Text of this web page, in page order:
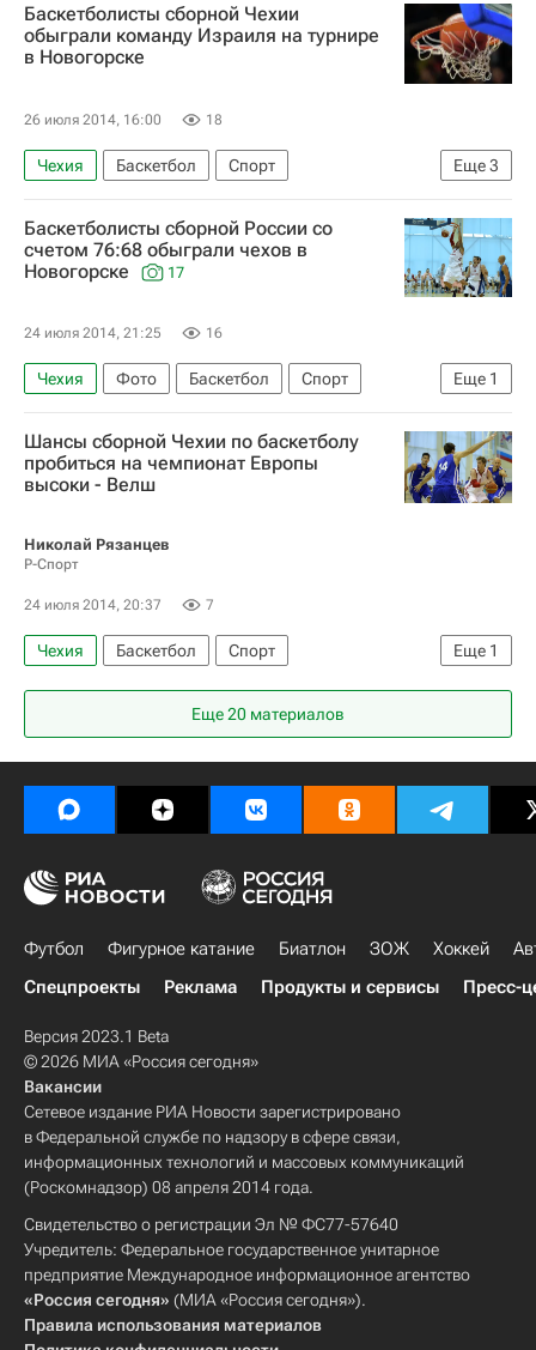
Чемпионат Европы по баскетболу (Евробаскет)
Хорватия
Баскетболисты сборной Чехии
обыграли команду Израиля на турнире
в Новогорске
26 июля 2014, 16:00 18
Еще3
Чехия Баскетбол
Спорт
Чемпионат Европы по баскетболу (Евробаскет)
Россия
Израиль
Баскетболисты сборной России со
счетом 76:68 обыграли чехов в
Новогорске
17
24 июля 2014, 21:25 16
Еще 1
Чехия Фото Баскетбол
Спорт
Россия
Шансы сборной Чехии по баскетболу
пробиться на чемпионат Европы
высоки - Велш
Николай Рязанцев
Р-Спорт
24 июля 2014, 20:37 7
Еще 1
Чехия Баскетбол
Спорт
Чемпионат Европы по баскетболу среди юношей
Еще 20 материалов
Футбол Фигурное катание Биатлон ЗОЖ Хоккей
Спецпроекты
Реклама Продукты и сервисы Пресс-
Версия 2023.1 Beta
© 2026 МИА «Россия сегодня»
Вакансии
Сетевое издание РИА Новости зарегистрировано
в Федеральной службе по надзору в сфере связи,
информационных технологий и массовых коммуникаций
(Роскомнадзор) 08 апреля 2014 года.
Свидетельство о регистрации Эл № ФС77-57640
Учредитель: Федеральное государственное унитарное
предприятие Международное информационное агентство
«Россия сегодня» (МИА «Россия сегодня»).
Правила использования материалов